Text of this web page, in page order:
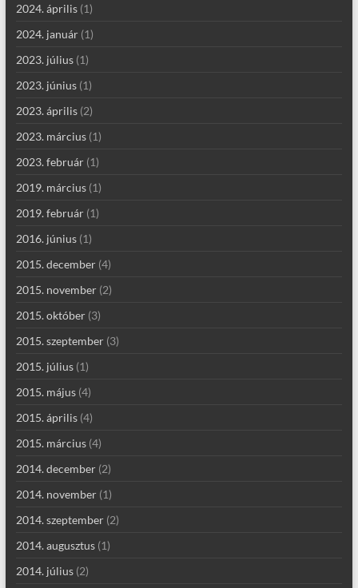
2024. április(1)
2024. január(1)
2023. július(1)
2023. június(1)
2023. április(2)
2023. március(1)
2023. február(1)
2019. március(1)
2019. február(1)
2016. június(1)
2015. december(4)
2015. november(2)
2015. október(3)
2015. szeptember(3)
2015. július(1)
2015. május(4)
2015. április(4)
2015. március(4)
2014. december(2)
2014. november(1)
2014. szeptember(2)
2014. augusztus(1)
2014. július(2)